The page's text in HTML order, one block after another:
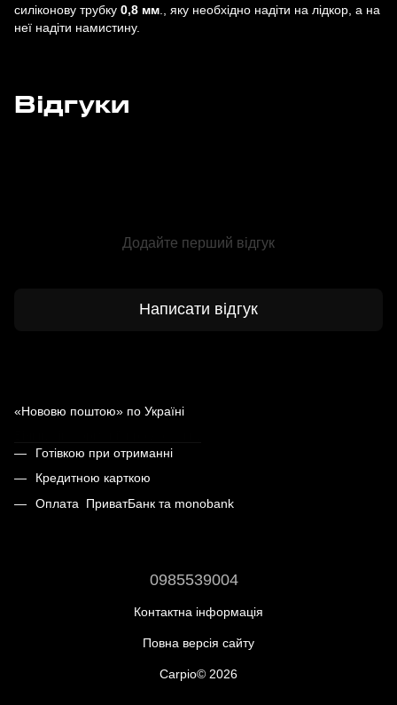
силіконову трубку 0,8 мм ., яку необхідно надіти на лідкор, а на
неї надіти намистину.
Відгуки
Додайте перший відгук
Написати відгук
«Нововю поштою» по Україні
Готівкою при отриманні
Кредитною карткою
Оплата ПриватБанк та monobank
0985539004
Контактна інформація
Повна версія сайту
Carpio© 2026